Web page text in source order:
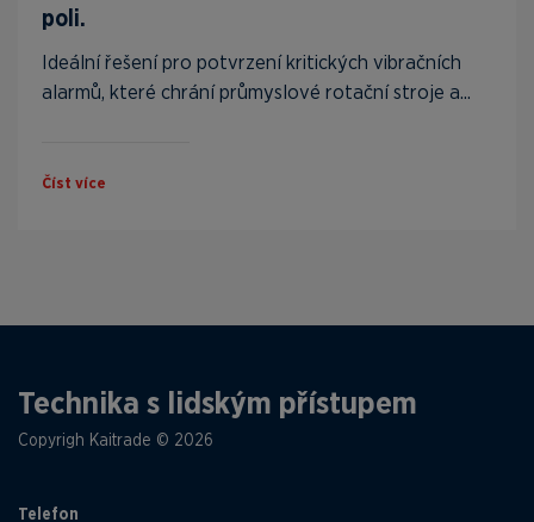
poli.
Ideální řešení pro potvrzení kritických vibračních
alarmů, které chrání průmyslové rotační stroje a...
Číst více
Technika s lidským přístupem
Copyrigh Kaitrade © 2026
Telefon